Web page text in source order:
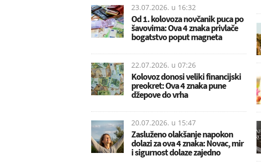
23.07.2026. u 16:32
Od 1. kolovoza novčanik puca po
šavovima: Ova 4 znaka privlače
bogatstvo poput magneta
22.07.2026. u 07:26
Kolovoz donosi veliki financijski
preokret: Ova 4 znaka pune
džepove do vrha
20.07.2026. u 15:47
Zasluženo olakšanje napokon
dolazi za ova 4 znaka: Novac, mir
i sigurnost dolaze zajedno